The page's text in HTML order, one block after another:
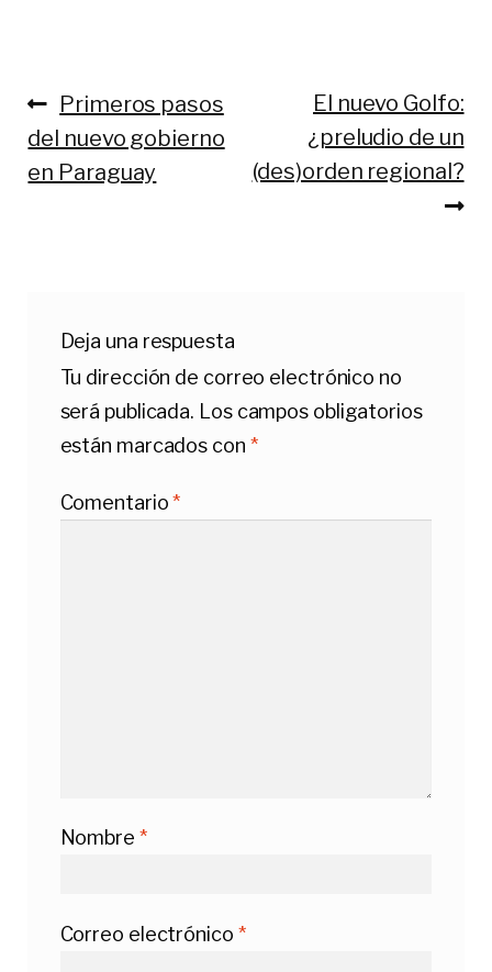
Navegación
de
entradas
Anterior:
Primeros pasos
del nuevo gobierno
en Paraguay
Siguiente:
El nuevo Golfo:
¿preludio de un
(des)orden regional?
Deja una respuesta
Tu dirección de correo electrónico no
será publicada. Los campos obligatorios
están marcados con *
Comentario*
Nombre *
Correo electrónico *